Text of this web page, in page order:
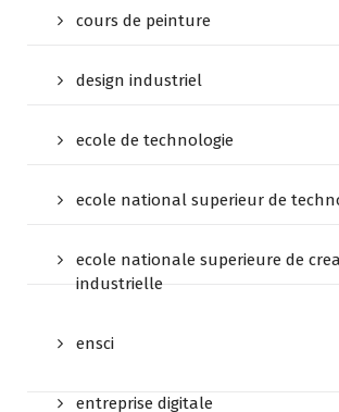
cours de peinture
design industriel
ecole de technologie
ecole national superieur de
ecole nationale superieure de
industrielle
ensci
entreprise digitale